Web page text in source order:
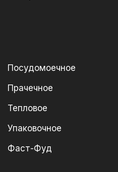
Посудомоечное
Прачечное
Тепловое
Упаковочное
Фаст-Фуд